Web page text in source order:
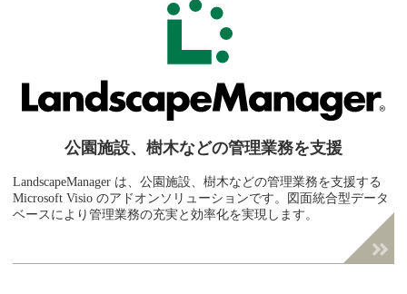
公園施設、樹木などの管理業務を支援
LandscapeManager は、公園施設、樹木などの管理業務を支援する
Microsoft Visio のアドオンソリューションです。図面統合型データ
ベースにより管理業務の充実と効率化を実現します。